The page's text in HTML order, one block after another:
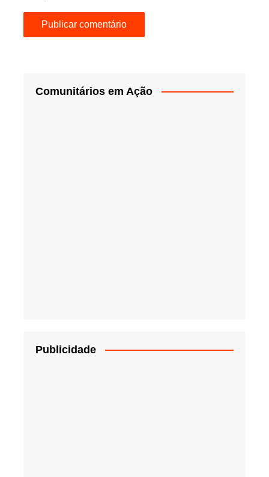
Comunitários em Ação
Publicidade